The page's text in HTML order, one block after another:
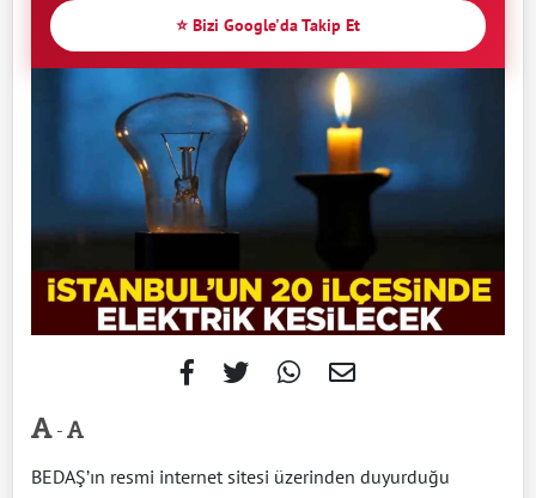
⭐ Bizi Google'da Takip Et
-
BEDAŞ’ın resmi internet sitesi üzerinden duyurduğu